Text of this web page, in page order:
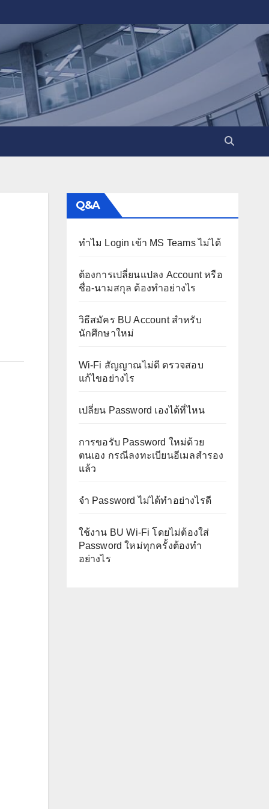
Q&A
ทำไม Login เข้า MS Teams ไม่ได้
ต้องการเปลี่ยนแปลง Account หรือ
ชื่อ-นามสกุล ต้องทำอย่างไร
วิธีสมัคร BU Account สำหรับ
นักศึกษาใหม่
Wi-Fi สัญญาณไม่ดี ตรวจสอบ
แก้ไขอย่างไร
เปลี่ยน Password เองได้ที่ไหน
การขอรับ Password ใหม่ด้วย
ตนเอง กรณีลงทะเบียนอีเมลสำรอง
แล้ว
จำ Password ไม่ได้ทำอย่างไรดี
ใช้งาน BU Wi-Fi โดยไม่ต้องใส่
Password ใหม่ทุกครั้งต้องทำ
อย่างไร